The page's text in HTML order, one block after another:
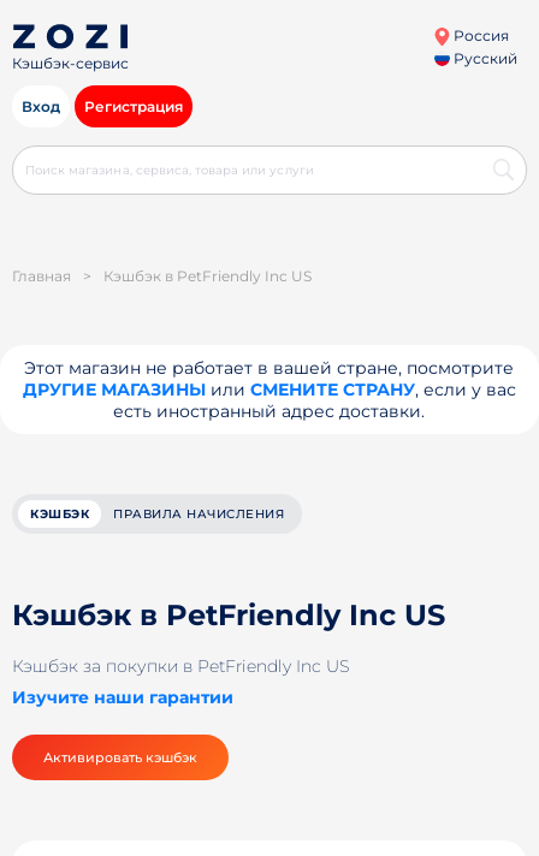
Кэшбэк-сервис
Россия
Русский
Вход Регистрация
Главная > Кэшбэк в PetFriendly Inc US
Этот магазин не работает в вашей стране, посмотрите
ДРУГИЕ МАГАЗИНЫили СМЕНИТЕ СТРАНУ, если у вас
есть иностранный адрес доставки.
КЭШБЭК ПРАВИЛА НАЧИСЛЕНИЯ
Кэшбэк в PetFriendly Inc US
Кэшбэк за покупки в PetFriendly Inc US
Изучите наши гарантии
Активировать кэшбэк